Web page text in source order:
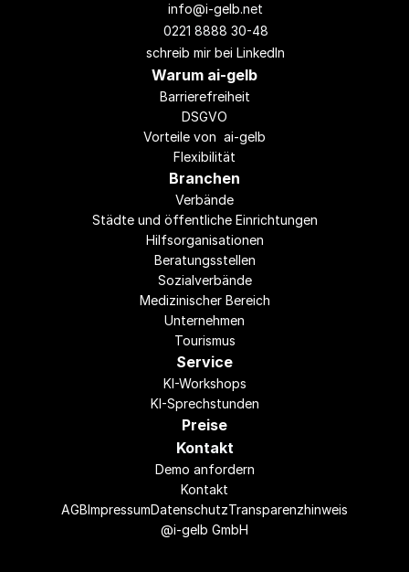
info@i-gelb.net
0221 8888 30-48
schreib mir bei LinkedIn
Warum ai-gelb
Barrierefreiheit
DSGVO
Vorteile von  ai-gelb
Flexibilität
Branchen
Verbände
Städte und öffentliche Einrichtungen
Hilfsorganisationen
Beratungsstellen
Sozialverbände
Medizinischer Bereich
Unternehmen
Tourismus
Service
KI-Workshops
KI-Sprechstunden
Preise
Kontakt
Demo anfordern
Kontakt
@i-gelb GmbH
AGBImpressumDatenschutzTransparenzhinweis